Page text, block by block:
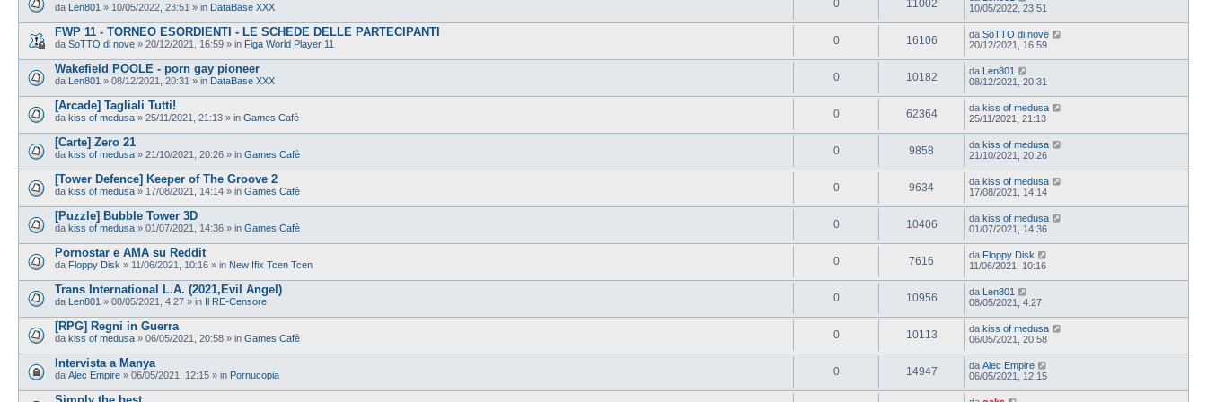
da Len801 » 10/05/2022, 23:51 » in DataBase XXX 0 11002
10/05/2022, 23:51
FWP 11 - TORNEO ESORDIENTI - LE SCHEDE DELLE PARTECIPANTI
da SoTTO di nove » 20/12/2021, 16:59 » in Figa World Player 11 0 16106 da SoTTO di nove
20/12/2021, 16:59
Wakefield POOLE - porn gay pioneer
da Len801 » 08/12/2021, 20:31 » in DataBase XXX 0 10182 da Len801
08/12/2021, 20:31
[Arcade] Tagliali Tutti!
da kiss of medusa » 25/11/2021, 21:13 » in Games Cafè 0 62364 da kiss of medusa
25/11/2021, 21:13
[Carte] Zero 21
da kiss of medusa » 21/10/2021, 20:26 » in Games Cafè 0 9858 da kiss of medusa
21/10/2021, 20:26
[Tower Defence] Keeper of The Groove 2
da kiss of medusa » 17/08/2021, 14:14 » in Games Cafè 0 9634 da kiss of medusa
17/08/2021, 14:14
[Puzzle] Bubble Tower 3D
da kiss of medusa » 01/07/2021, 14:36 » in Games Cafè 0 10406 da kiss of medusa
01/07/2021, 14:36
Pornostar e AMA su Reddit
da Floppy Disk » 11/06/2021, 10:16 » in New Ifix Tcen Tcen 0 7616 da Floppy Disk
11/06/2021, 10:16
Trans International L.A. (2021,Evil Angel)
da Len801 » 08/05/2021, 4:27 » in Il RE-Censore 0 10956 da Len801
08/05/2021, 4:27
[RPG] Regni in Guerra
da kiss of medusa » 06/05/2021, 20:58 » in Games Cafè 0 10113 da kiss of medusa
06/05/2021, 20:58
Intervista a Manya
da Alec Empire » 06/05/2021, 12:15 » in Pornucopia 0 14947 da Alec Empire
06/05/2021, 12:15
Simply the best